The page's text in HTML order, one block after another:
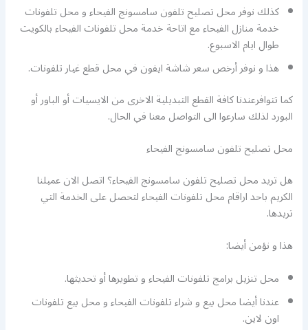
كذلك نوفر محل تصليح تلفون سامسونج الفيحاء و محل تلفونات
خدمة منازل الفيحاء مع اتاحة خدمة محل تلفونات الفيحاء بالكويت
طوال ايام الاسبوع.
هذا و نوفر أرخص سعر شاشة ايفون في محل قطع غيار تلفونات.
كما تتوافرعندنا كافة القطع التبديلية الاخرى من الايسيات أو الباور أو
البورد لذلك سارعوا الى التواصل معنا في الحال.
محل تصليح تلفون سامسونج الفيحاء
هل تريد محل تصليح تلفون سامسونج الفيحاء؟ اتصل الان عميلنا
الكريم باحد اراقام محل تلفونات الفيحاء لتحصل على الخدمة التي
تريدها.
هذا و نؤمن أيضا:
محل تنزيل برامج تلفونات الفيحاء و تطويرها أو تحديثها.
عندنا أيضا محل بيع و شراء تلفونات الفيحاء و محل بيع تلفونات
اون لاين.